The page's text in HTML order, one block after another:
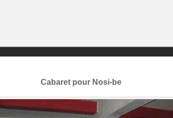
Cabaret pour Nosi-be